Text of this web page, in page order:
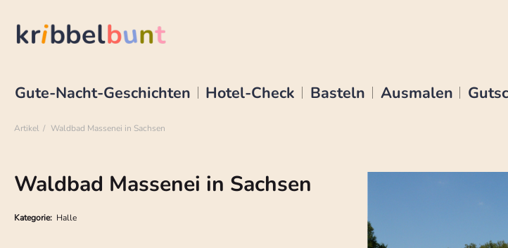
Gute-Nacht-Geschichten Hotel-Check Basteln Ausmalen
Artikel Waldbad Massenei in Sachsen
Waldbad Massenei in Sachsen
Kategorie: Halle